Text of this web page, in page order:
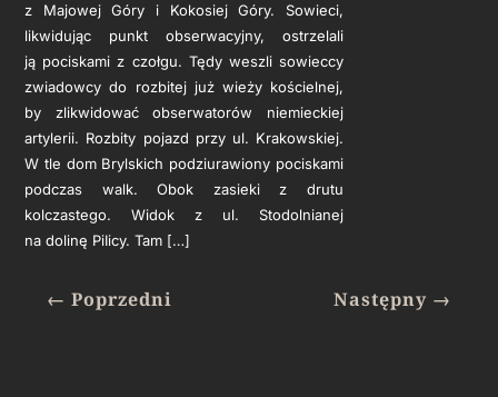
z Majowej Góry i Kokosiej Góry. Sowieci,
likwidując punkt obserwacyjny, ostrzelali
ją pociskami z czołgu. Tędy weszli sowieccy
zwiadowcy do rozbitej już wieży kościelnej,
by zlikwidować obserwatorów niemieckiej
artylerii. Rozbity pojazd przy ul. Krakowskiej.
W tle dom Brylskich podziurawiony pociskami
podczas walk. Obok zasieki z drutu
kolczastego. Widok z ul. Stodolnianej
na dolinę PiIicy. Tam […]
←Poprzedni Następny→